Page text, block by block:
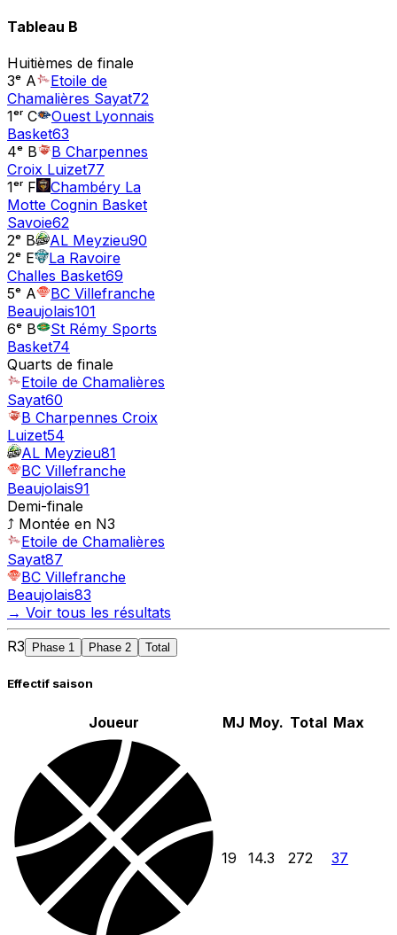
Tableau B
Huitièmes de finale
3ᵉ A
Etoile de
Chamalières Sayat72
1ᵉʳ C
Ouest Lyonnais
Basket63
4ᵉ B
B Charpennes
Croix Luizet77
1ᵉʳ F
Chambéry La
Motte Cognin Basket
Savoie62
2ᵉ B
AL Meyzieu90
2ᵉ E
La Ravoire
Challes Basket69
5ᵉ A
BC Villefranche
Beaujolais101
6ᵉ B
St Rémy Sports
Basket74
Quarts de finale
Etoile de Chamalières
Sayat60
B Charpennes Croix
Luizet54
AL Meyzieu81
BC Villefranche
Beaujolais91
Demi-finale
⤴ Montée en N3
Etoile de Chamalières
Sayat87
BC Villefranche
Beaujolais83
→ Voir tous les résultats
R3
Phase 1 Phase 2 Total
Effectif saison
Joueur MJ Moy. Total Max
19 14.3 272 37